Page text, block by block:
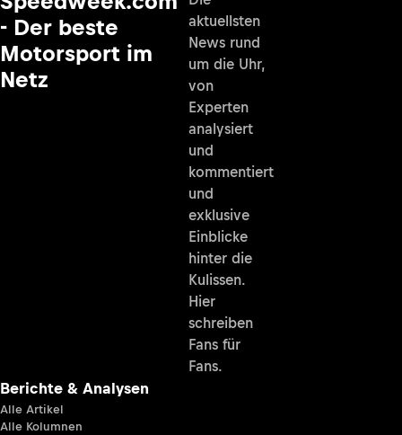
- Der beste
Motorsport im
Netz
aktuellsten
News rund
um die Uhr,
von
Experten
analysiert
und
kommentiert
und
exklusive
Einblicke
hinter die
Kulissen.
Hier
schreiben
Fans für
Fans.
Berichte & Analysen
Alle Artikel
Alle Kolumnen